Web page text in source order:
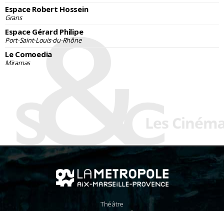
Espace Robert Hossein
Grans
Espace Gérard Philipe
Port-Saint-Louis-du-Rhône
Le Comoedia
Miramas
Théâtre